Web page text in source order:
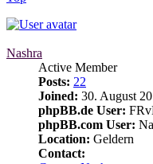
Nashra
Active Member
Posts: 22
Joined: 30. August
phpBB.de User:
phpBB.com User:
Location: Geldern
Contact: